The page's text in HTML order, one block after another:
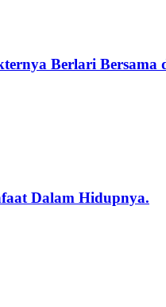
Berlari
Dalam Hidupnya.